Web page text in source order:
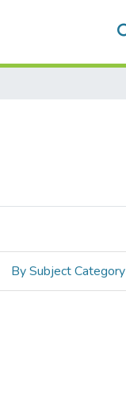
By Subject Category